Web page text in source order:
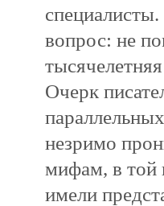
вопрос: не
Очерк
незримо
мифам, в той
имели